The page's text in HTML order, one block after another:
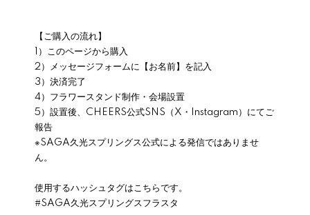
【ご購入の流れ】
1）このページから購入
2）メッセージフォームに【お名前】を記入
3）決済完了
4）フラワースタンド制作・会場設置
5）設置後、CHEERS公式SNS（X・Instagram）にてご
報告
※SAGA久光スプリングス公式による発信ではありませ
ん。
使用するハッシュタグはこちらです。
#SAGA久光スプリングスフラスタ